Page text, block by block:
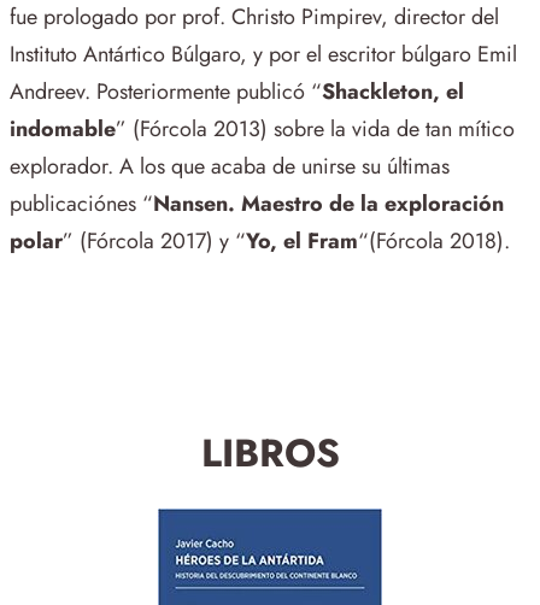
fue prologado por prof. Christo Pimpirev, director del
Instituto Antártico Búlgaro, y por el escritor búlgaro Emil
Andreev. Posteriormente publicó “Shackleton, el
indomable” (Fórcola 2013) sobre la vida de tan mítico
explorador. A los que acaba de unirse su últimas
publicaciónes “Nansen. Maestro de la exploración
polar” (Fórcola 2017) y “Yo, el Fram“(Fórcola 2018).
LIBROS